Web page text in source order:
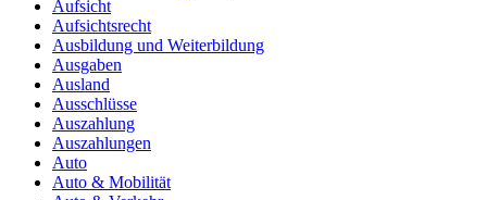
Aufsicht
Aufsichtsrecht
Ausbildung und Weiterbildung
Ausgaben
Ausland
Ausschlüsse
Auszahlung
Auszahlungen
Auto
Auto & Mobilität